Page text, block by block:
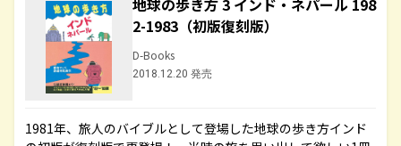
地球の歩き方 3 インド・ネパール 198
2-1983（初版復刻版）
D-Books
2018.12.20 発売
1981年、旅人のバイブルとして登場した地球の歩き方インド